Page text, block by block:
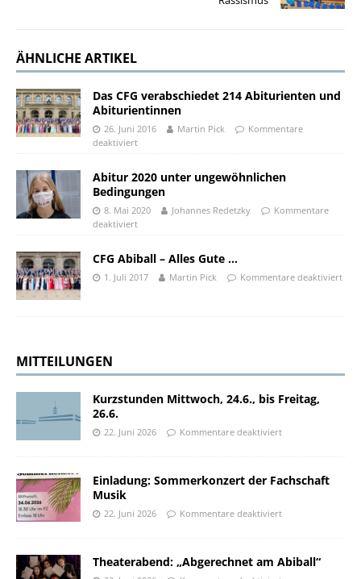
ÄHNLICHE ARTIKEL
Das CFG verabschiedet 214 Abiturienten und
Abiturientinnen
26. Juni 2016 Martin Pick
Kommentare
deaktiviert
Abitur 2020 unter ungewöhnlichen
Bedingungen
8. Mai 2020 Johannes Redetzky
Kommentare
deaktiviert
CFG Abiball – Alles Gute …
1. Juli 2017 Martin Pick Kommentare deaktiviert
MITTEILUNGEN
Kurzstunden Mittwoch, 24.6., bis Freitag,
26.6.
22. Juni 2026 Kommentare deaktiviert
Einladung: Sommerkonzert der Fachschaft
Musik
22. Juni 2026 Kommentare deaktiviert
Theaterabend: „Abgerechnet am Abiball“